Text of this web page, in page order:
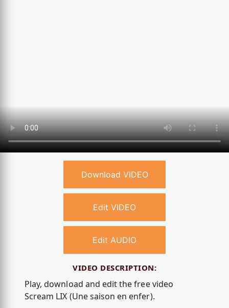
Download VIDEO
Edit VIDEO
Edit AUDIO
VIDEO DESCRIPTION:
Play, download and edit the free video
Scream LIX (Une saison en enfer).